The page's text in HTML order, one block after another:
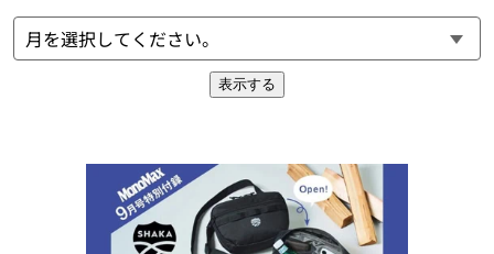
表示する